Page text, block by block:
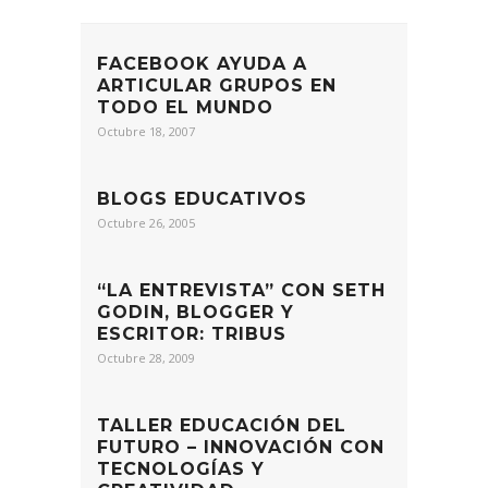
FACEBOOK AYUDA A
ARTICULAR GRUPOS EN
TODO EL MUNDO
Octubre 18, 2007
BLOGS EDUCATIVOS
Octubre 26, 2005
“LA ENTREVISTA” CON SETH
GODIN, BLOGGER Y
ESCRITOR: TRIBUS
Octubre 28, 2009
TALLER EDUCACIÓN DEL
FUTURO – INNOVACIÓN CON
TECNOLOGÍAS Y